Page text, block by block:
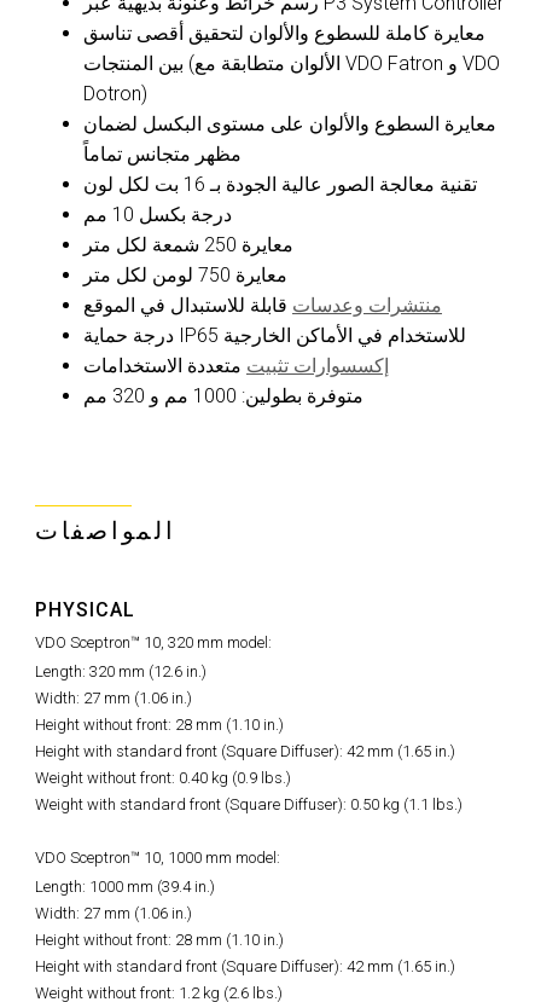
معايرة كاملة للسطوع والألوان لتحقيق أقصى تناسق
بين المنتجات (الألوان متطابقة مع VDO Fatron و VDO
Dotron)
معايرة السطوع والألوان على مستوى البكسل لضمان
مظهر متجانس تماماً
تقنية معالجة الصور عالية الجودة بـ 16 بت لكل لون
درجة بكسل 10 مم
معايرة 250 شمعة لكل متر
معايرة 750 لومن لكل متر
منتشرات وعدسات قابلة للاستبدال في الموقع
درجة حماية IP65 للاستخدام في الأماكن الخارجية
إكسسوارات تثبيت متعددة الاستخدامات
متوفرة بطولين: 1000 مم و 320 مم
المواصفات
PHYSICAL
VDO Sceptron™ 10, 320 mm model:
Length: 320 mm (12.6 in.)
Width: 27 mm (1.06 in.)
Height without front: 28 mm (1.10 in.)
Height with standard front (Square Diffuser): 42 mm (1.65 in.)
Weight without front: 0.40 kg (0.9 lbs.)
Weight with standard front (Square Diffuser): 0.50 kg (1.1 lbs.)
VDO Sceptron™ 10, 1000 mm model:
Length: 1000 mm (39.4 in.)
Width: 27 mm (1.06 in.)
Height without front: 28 mm (1.10 in.)
Height with standard front (Square Diffuser): 42 mm (1.65 in.)
Weight without front: 1.2 kg (2.6 lbs.)